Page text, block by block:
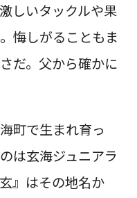
しいタックルや果
悔しがることもま
だ。父から確かに
町で生まれ育っ
は玄海ジュニアラ
』はその地名か